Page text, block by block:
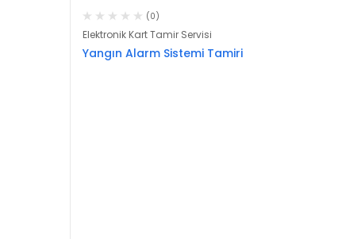
(0)
Elektronik Kart Tamir Servisi
Yangın Alarm Sistemi Tamiri